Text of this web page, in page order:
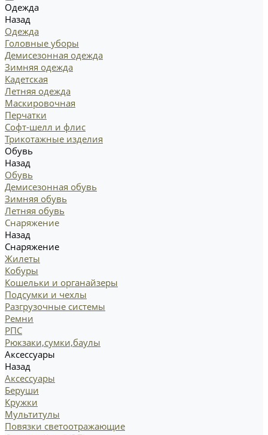
Одежда
Назад
Одежда
Головные уборы
Демисезонная одежда
Зимняя одежда
Кадетская
Летняя одежда
Маскировочная
Перчатки
Софт-шелл и флис
Трикотажные изделия
Обувь
Назад
Обувь
Демисезонная обувь
Зимняя обувь
Летняя обувь
Снаряжение
Назад
Снаряжение
Жилеты
Кобуры
Кошельки и органайзеры
Подсумки и чехлы
Разгрузочные системы
Ремни
РПС
Рюкзаки,сумки,баулы
Аксессуары
Назад
Аксессуары
Беруши
Кружки
Мультитулы
Повязки светоотражающие